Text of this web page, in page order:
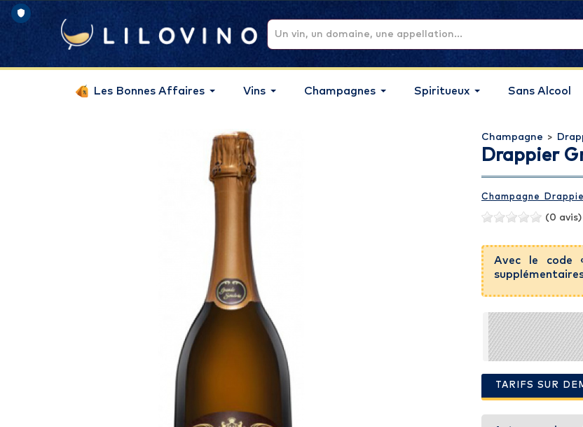
Les Bonnes Affaires Vins Champagnes Spiritueux Sans Alcool
Champagne >
Drappier
Champagne
(0 avis)
Avec le code
TARIFS SUR